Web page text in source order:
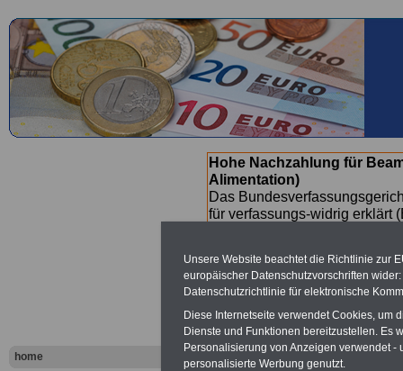
home
Hohe Nachzahlung für
Alimentation)
Das
für verfassungs-widrig erklärt
Nachzahlungen
Beamtezwischen mind.
SERVICE gibt hierzu eine
dem Beschluss des
wird (wahrscheinlich im
Broschüre.
Unsere Website beachtet die Richtlinie zur
europäischer Datenschutzvorschriften
Datenschutzrichtlinie für elektronische
Diese Internetseite verwendet Cookies, um
Dienste und Funktionen bereitzustellen. Es
Personalisierung von Anzeigen verwendet
personalisierte Werbung genutzt.